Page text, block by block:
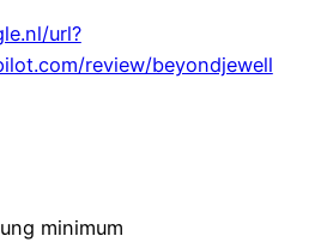
url?
review/beyondjewell
minimum